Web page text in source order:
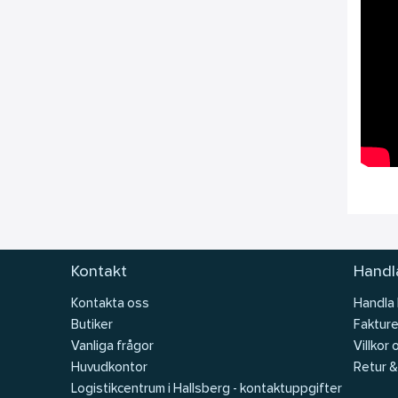
Kontakt
Kontakta oss
Butiker
Vanliga frågor
Huvudkontor
Logistikcentrum i Hallsberg - kontaktuppgifter
Villkor
Retur